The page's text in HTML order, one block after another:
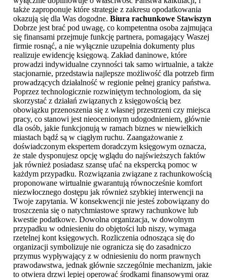
także zaproponuje które strategie z zakresu opodatkowania
okazują się dla Was dogodne. Biura rachunkowe Stawiszyn
Dobrze jest brać pod uwagę, co kompetentna osoba zajmująca
się finansami przejmuje funkcję partnera, pomagający Waszej
firmie rosnąć, a nie wyłącznie uzupełnia dokumenty plus
realizuje ewidencję księgową. Zakład daninowe, które
prowadzi indywidualne czynności tak samo wirtualnie, a także
stacjonarnie, przedstawia najlepsze możliwość dla potrzeb firm
prowadzących działalność w regionie pełnej granicy państwa.
Poprzez technologicznie rozwiniętym technologiom, da się
skorzystać z działań związanych z księgowością bez
obowiązku przenoszenia się z własnej przestrzeni czy miejsca
pracy, co stanowi jest nieocenionym udogodnieniem, głównie
dla osób, jakie funkcjonują w ramach biznes w niewielkich
miastach bądź są w ciągłym ruchu. Zaangażowanie z
doświadczonym ekspertem doradczym księgowym oznacza,
że stale dysponujesz opcję wglądu do najświeższych faktów
jak również posiadasz szansę ufać na ekspercką pomoc w
każdym przypadku. Rozwiązania związane z rachunkowością
proponowane wirtualnie gwarantują równocześnie komfort
niezwłocznego dostępu jak również szybkiej interwencji na
Twoje zapytania. W konsekwencji nie jesteś zobowiązany do
troszczenia się o natychmiastowe sprawy rachunkowe lub
kwestie podatkowe. Dowolna organizacja, w dowolnym
przypadku w odniesieniu do objętości lub niszy, wymaga
rzetelnej kont księgowych. Rozliczenia odnosząca się do
organizacji symbolizuje nie ogranicza się do zasadniczo
przymus wypływający z w odniesieniu do norm prawnych
prawodawstwa, jednak głównie szczególnie mechanizm, jakie
to otwiera drzwi lepiej operować środkami finansowymi oraz